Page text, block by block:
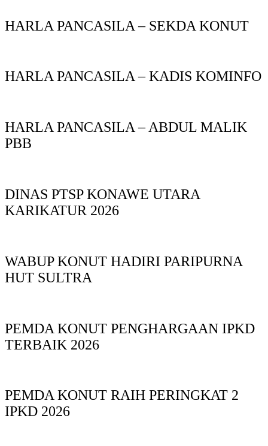
HARLA PANCASILA – SEKDA KONUT
HARLA PANCASILA – KADIS KOMINFO
HARLA PANCASILA – ABDUL MALIK
PBB
DINAS PTSP KONAWE UTARA
KARIKATUR 2026
WABUP KONUT HADIRI PARIPURNA
HUT SULTRA
PEMDA KONUT PENGHARGAAN IPKD
TERBAIK 2026
PEMDA KONUT RAIH PERINGKAT 2
IPKD 2026